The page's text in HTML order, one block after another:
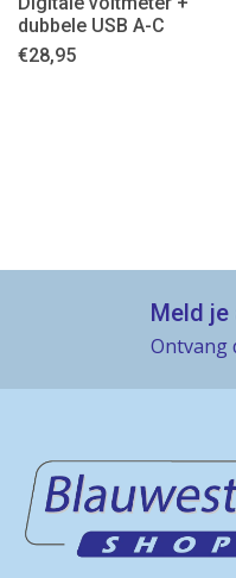
dubbele USB A-C
€28,95
Meld
Ontvang